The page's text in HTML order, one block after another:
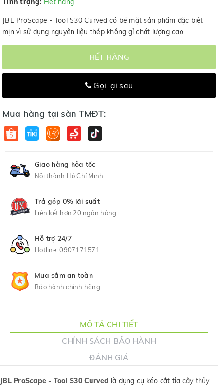
Tình trạng: Hết hàng
JBL ProScape - Tool S30 Curved có bề mặt sản phẩm đặc biệt
mịn vì sử dụng nguyên liệu thép không gỉ chất lượng cao
HẾT HÀNG
Gọi lại sau
Mua hàng tại sàn TMĐT:
Giao hàng hỏa tốc
Nội thành Hồ Chí Minh
Trả góp 0% lãi suất
Liên kết hơn 20 ngân hàng
Hỗ trợ 24/7
Hotline:0907171571
Mua sắm an toàn
Bảo hành chính hãng
MÔ TẢ CHI TIẾT
CHÍNH SÁCH BẢO HÀNH
ĐÁNH GIÁ
JBL ProScape - Tool S30 Curved là dụng cụ kéo cắt tỉa cây thủy